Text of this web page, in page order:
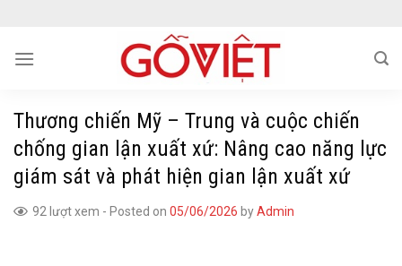
content
Thương chiến Mỹ – Trung và cuộc chiến
chống gian lận xuất xứ: Nâng cao năng lực
giám sát và phát hiện gian lận xuất xứ
92 lượt xem - Posted on 05/06/2026 byAdmin